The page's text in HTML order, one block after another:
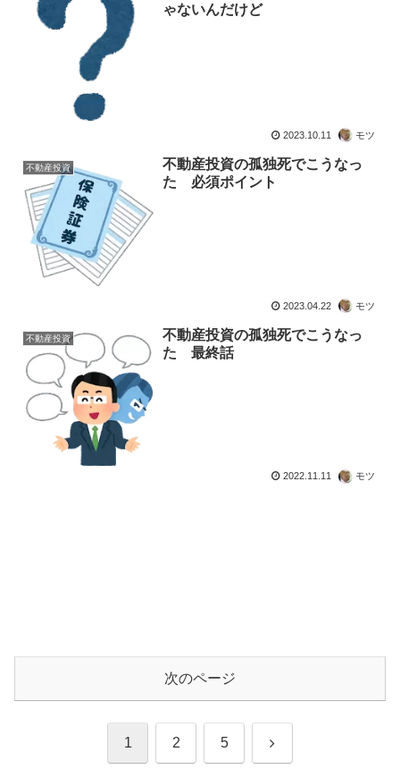
ゃないんだけど
2023.10.11 モツ
不動産投資
不動産投資の孤独死でこうなっ
た 必須ポイント
2023.04.22 モツ
不動産投資
不動産投資の孤独死でこうなっ
た 最終話
2022.11.11 モツ
次のページ
1 2 5 次